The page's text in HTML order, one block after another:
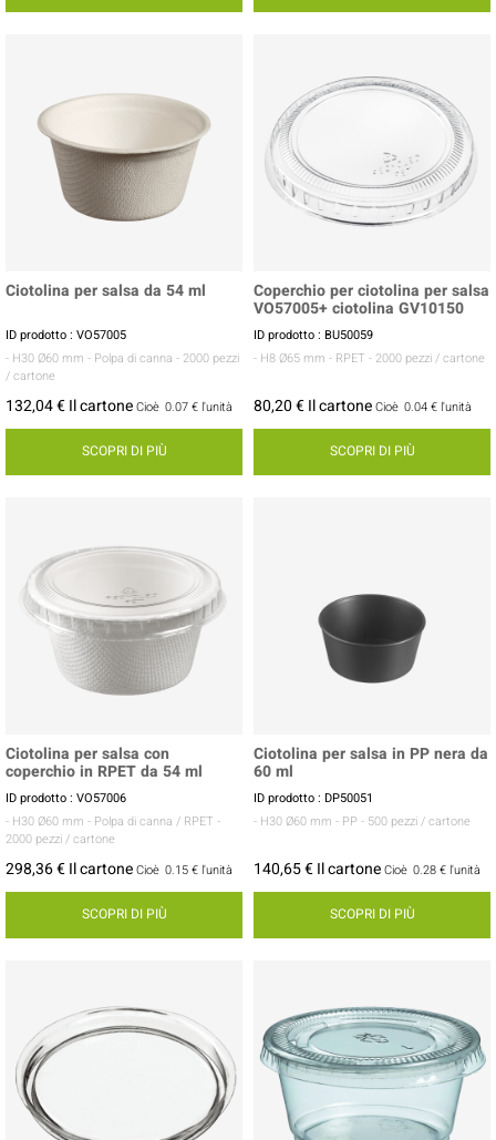
Ciotolina per salsa da 54 ml
ID prodotto : VO57005
- H30 Ø60 mm - Polpa di canna - 2000 pezzi
/ cartone
132,04 € Il cartoneCioè 0.07 € l'unità
SCOPRI DI PIÙ
Coperchio per ciotolina per salsa
VO57005+ ciotolina GV10150
ID prodotto : BU50059
- H8 Ø65 mm - RPET - 2000 pezzi / cartone
80,20 € Il cartoneCioè 0.04 € l'unità
SCOPRI DI PIÙ
Ciotolina per salsa con
coperchio in RPET da 54 ml
ID prodotto : VO57006
- H30 Ø60 mm - Polpa di canna / RPET -
2000 pezzi / cartone
298,36 € Il cartoneCioè 0.15 € l'unità
SCOPRI DI PIÙ
Ciotolina per salsa in PP nera da
60 ml
ID prodotto : DP50051
- H30 Ø60 mm - PP - 500 pezzi / cartone
140,65 € Il cartoneCioè 0.28 € l'unità
SCOPRI DI PIÙ